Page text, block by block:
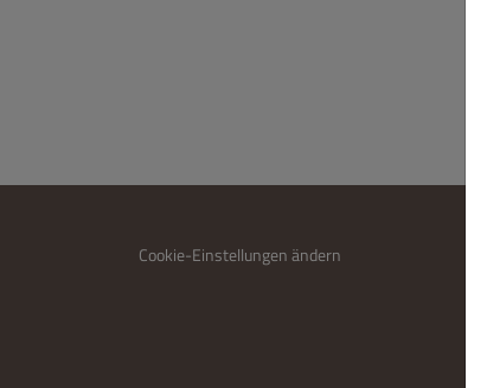
Cookie-Einstellungen ändern